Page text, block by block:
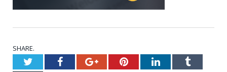
SHARE.
TwitterFacebookGoogle+PinterestLinkedInTumblr